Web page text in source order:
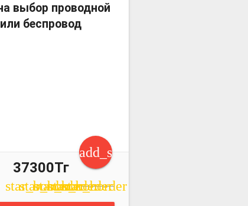
выбор проводной
или беспровод
add_shopping_cart
37300Тг
star_border
star_border
star_border
star_border
star_border